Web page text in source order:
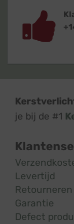
je bij de #1
Levertijd
Garantie
Defect